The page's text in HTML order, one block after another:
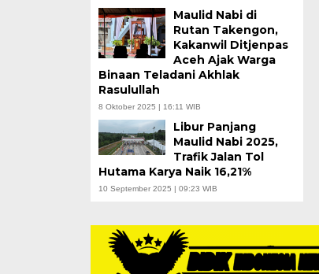
Maulid Nabi di
Rutan Takengon,
Kakanwil Ditjenpas
Aceh Ajak Warga
Binaan Teladani Akhlak
Rasulullah
8 Oktober 2025 | 16:11 WIB
Libur Panjang
Maulid Nabi 2025,
Trafik Jalan Tol
Hutama Karya Naik 16,21%
10 September 2025 | 09:23 WIB